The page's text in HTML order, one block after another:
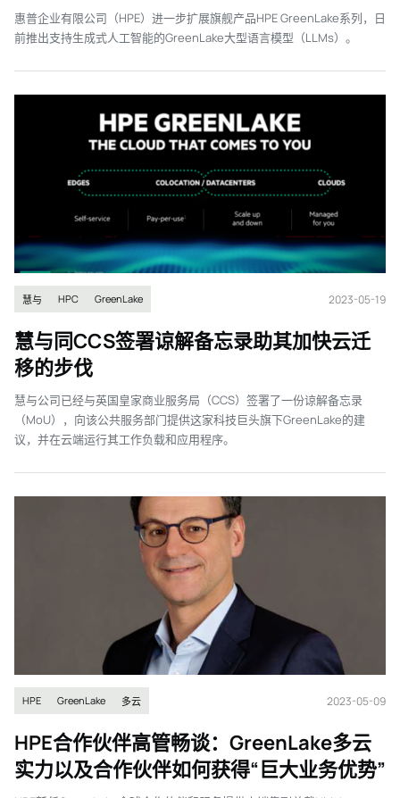
惠普企业有限公司（HPE）进一步扩展旗舰产品HPE GreenLake系列，日
前推出支持生成式人工智能的GreenLake大型语言模型（LLMs）。
慧与 HPC GreenLake 2023-05-19
慧与同CCS签署谅解备忘录助其加快云迁
移的步伐
慧与公司已经与英国皇家商业服务局（CCS）签署了一份谅解备忘录
（MoU），向该公共服务部门提供这家科技巨头旗下GreenLake的建
议，并在云端运行其工作负载和应用程序。
HPE GreenLake 多云 2023-05-09
HPE合作伙伴高管畅谈：GreenLake多云
实力以及合作伙伴如何获得“巨大业务优势”